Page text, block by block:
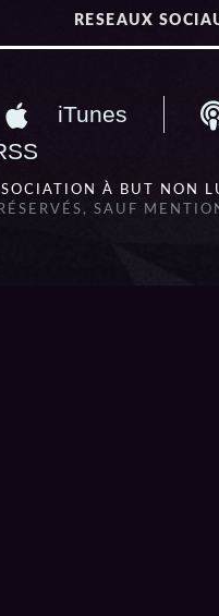
RESEAUX
iTunes
À BUT NON
SAUF